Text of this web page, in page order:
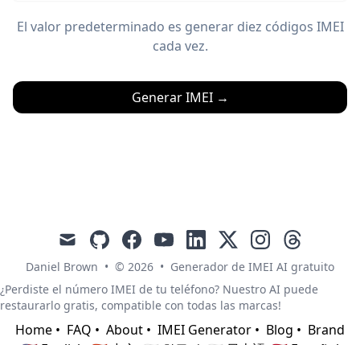
El valor predeterminado es generar diez códigos IMEI
cada vez.
Generar IMEI→
mail githubfacebookyoutubelinkedin
x instagramthreads
Daniel Brown • © 2026 • Generador de IMEI AI gratuito
¿Perdiste el número IMEI de tu teléfono? Nuestro AI puede
restaurarlo gratis, compatible con todas las marcas!
Home • FAQ • About • IMEI Generator • Blog • Brand